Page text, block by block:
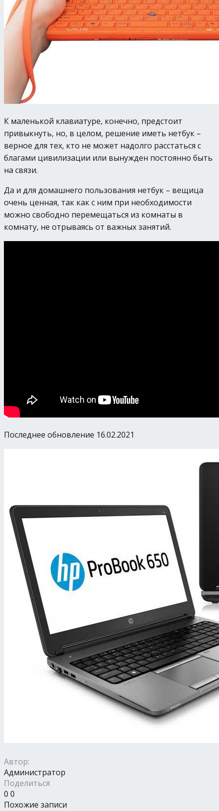
К маленькой клавиатуре, конечно, предстоит
привыкнуть, но, в целом, решение иметь нетбук –
верное для тех, кто не может надолго расстаться с
благами цивилизации или вынужден постоянно быть
на связи.
Да и для домашнего пользования нетбук – вещица
очень ценная, так как с ним при необходимости
можно свободно перемещаться из комнаты в
комнату, не отрываясь от важных занятий.
Последнее обновление 16.02.2021
Автор:
Администратор
Поделиться
0 0
Похожие записи